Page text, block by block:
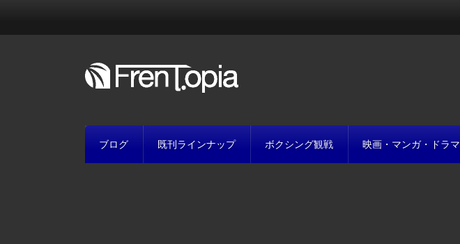
ブログ 既刊ラインナップ ボクシング観戦 映画・マンガ・ドラマ